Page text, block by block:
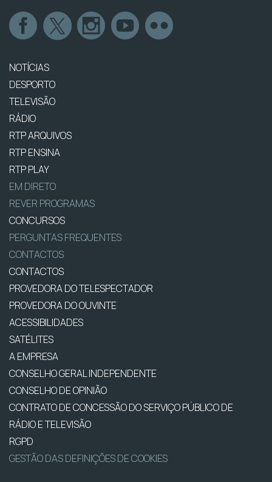
NOTÍCIAS
DESPORTO
TELEVISÃO
RÁDIO
RTP ARQUIVOS
RTP ENSINA
RTP PLAY
EM DIRETO
REVER PROGRAMAS
CONCURSOS
PERGUNTAS FREQUENTES
CONTACTOS
CONTACTOS
PROVEDORA DO TELESPECTADOR
PROVEDORA DO OUVINTE
ACESSIBILIDADES
SATÉLITES
A EMPRESA
CONSELHO GERAL INDEPENDENTE
CONSELHO DE OPINIÃO
CONTRATO DE CONCESSÃO DO SERVIÇO PÚBLICO DE
RÁDIO E TELEVISÃO
RGPD
GESTÃO DAS DEFINIÇÕES DE COOKIES